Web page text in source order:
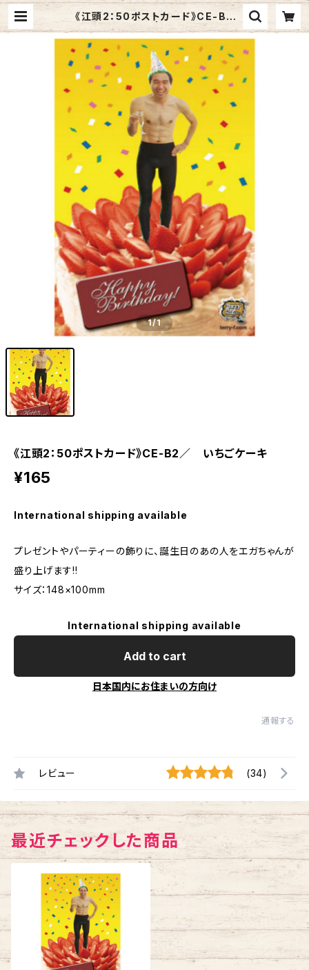
《江頭2：50ポストカード》CE-B2
／ いちごケーキ | Graphic Arts
Store
1/1
《江頭2：50ポストカード》CE-B2／ いちごケーキ
¥165
International shipping available
プレゼントやパーティーの飾りに、誕生日のあの人をエガちゃんが
盛り上げます!!
サイズ：148×100mm
International shipping available
Add to cart
日本国内にお住まいの方向け
通報する
レビュー (34)
最近チェックした商品